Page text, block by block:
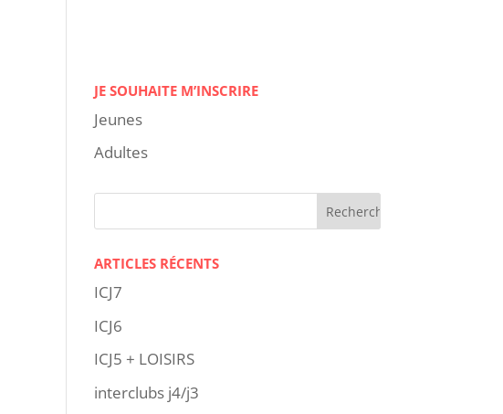
JE SOUHAITE M’INSCRIRE
Jeunes
Adultes
ARTICLES RÉCENTS
ICJ7
ICJ6
ICJ5 + LOISIRS
interclubs j4/j3